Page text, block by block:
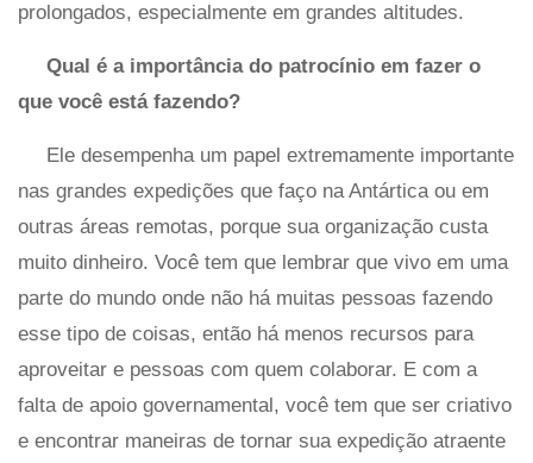
prolongados, especialmente em grandes altitudes.
Qual é a importância do patrocínio em fazer o
que você está fazendo?
Ele desempenha um papel extremamente importante
nas grandes expedições que faço na Antártica ou em
outras áreas remotas, porque sua organização custa
muito dinheiro. Você tem que lembrar que vivo em uma
parte do mundo onde não há muitas pessoas fazendo
esse tipo de coisas, então há menos recursos para
aproveitar e pessoas com quem colaborar. E com a
falta de apoio governamental, você tem que ser criativo
e encontrar maneiras de tornar sua expedição atraente